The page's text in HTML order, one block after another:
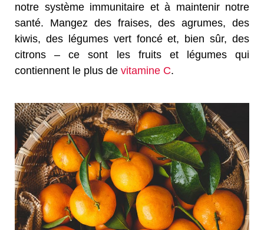
notre système immunitaire et à maintenir notre
santé. Mangez des fraises, des agrumes, des
kiwis, des légumes vert foncé et, bien sûr, des
citrons – ce sont les fruits et légumes qui
contiennent le plus de vitamine C.